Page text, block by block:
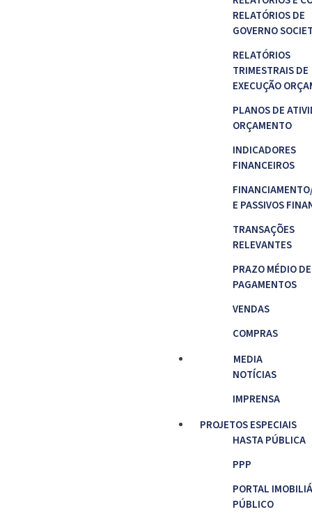
RELATÓRIOS DE
GOVERNO
RELATÓRIOS
TRIMESTRAIS DE
EXECUÇÃO
PLANOS DE
ORÇAMENTO
INDICADORES
FINANCEIROS
E PASSIVOS
TRANSAÇÕES
RELEVANTES
PRAZO MÉDIO DE
PAGAMENTOS
VENDAS
COMPRAS
MEDIA
NOTÍCIAS
IMPRENSA
PROJETOS ESPECIAIS
HASTA PÚBLICA
PPP
PORTAL
PÚBLICO